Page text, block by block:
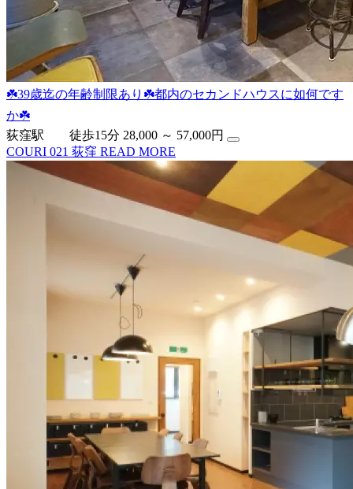
☘️39歳迄の年齢制限あり☘️都内のセカンドハウスに如何です
か☘️
荻窪駅 徒歩15分 28,000 ～ 57,000円
COURI 021 荻窪 READ MORE